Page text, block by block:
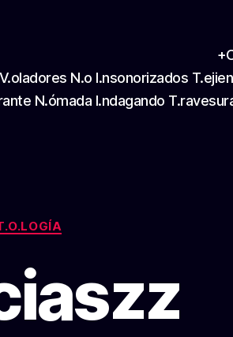
N.o I.nsonorizados
N.ómada I.ndagando
Categories